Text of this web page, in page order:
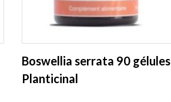
Boswellia serrata 90 gélules
Planticinal